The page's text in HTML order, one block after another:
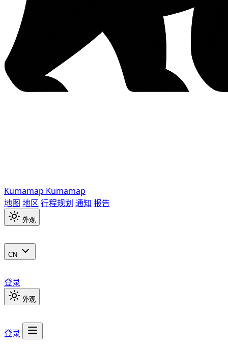
Kumamap Kumamap
地图 地区 行程规划 通知 报告
外观
CN
登录
外观
登录